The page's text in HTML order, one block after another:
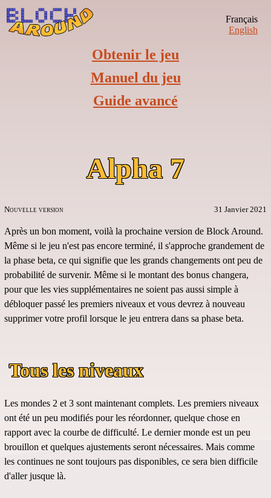
Français
English
Obtenir le jeu
Manuel du jeu
Guide avancé
Alpha 7
Nouvelle version 31 Janvier 2021
Après un bon moment, voilà la prochaine version de Block Around.
Même si le jeu n'est pas encore terminé, il s'approche grandement de
la phase beta, ce qui signifie que les grands changements ont peu de
probabilité de survenir. Même si le montant des bonus changera,
pour que les vies supplémentaires ne soient pas aussi simple à
débloquer passé les premiers niveaux et vous devrez à nouveau
supprimer votre profil lorsque le jeu entrera dans sa phase beta.
Tous les niveaux
Les mondes 2 et 3 sont maintenant complets. Les premiers niveaux
ont été un peu modifiés pour les réordonner, quelque chose en
rapport avec la courbe de difficulté. Le dernier monde est un peu
brouillon et quelques ajustements seront nécessaires. Mais comme
les continues ne sont toujours pas disponibles, ce sera bien difficile
d'aller jusque là.